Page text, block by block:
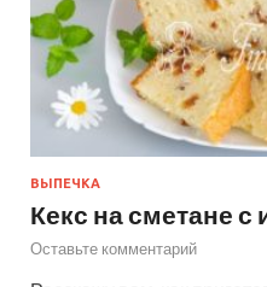
ВЫПЕЧКА
Кекс на сметане
Оставьте комментарий